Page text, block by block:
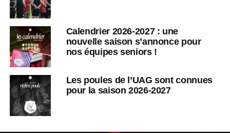
Calendrier 2026-2027 : une
nouvelle saison s’annonce pour
nos équipes seniors !
Les poules de l’UAG sont connues
pour la saison 2026-2027